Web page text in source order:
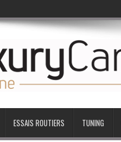
ESSAIS ROUTIERS TUNING